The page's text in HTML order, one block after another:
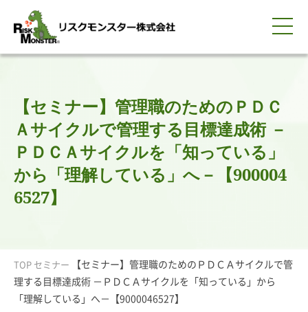
0120-259-440
資料請求
簡体中文
ENGLISH
【セミナー】管理職のためのＰＤＣ
Ａサイクルで管理する目標達成術 －
ＰＤＣＡサイクルを「知っている」
から「理解している」へ－【900004
6527】
TOP セミナー
【セミナー】管理職のためのＰＤＣＡサイクルで管
理する目標達成術 －ＰＤＣＡサイクルを「知っている」から
「理解している」へ－【9000046527】